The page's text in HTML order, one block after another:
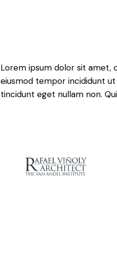
Lorem ipsum dolor sit amet,
eiusmod tempor incididunt
tincidunt eget nullam non.